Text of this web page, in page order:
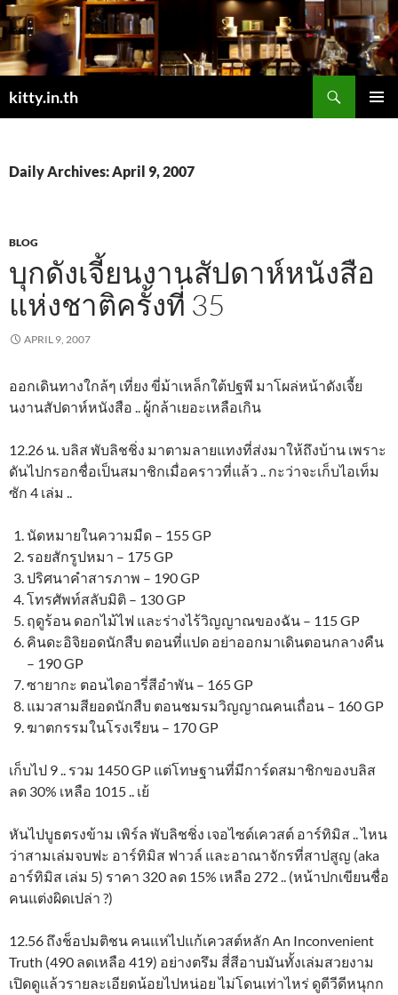
Skip
to
content
kitty.in.th
Daily Archives: April 9, 2007
BLOG
บุกดังเจี้ยนงานสัปดาห์หนังสือ
แห่งชาติครั้งที่ 35
APRIL 9, 2007
ออกเดินทางใกล้ๆ เที่ยง ขี่ม้าเหล็กใต้ปฐพี มาโผล่หน้าดังเจี้ย
นงานสัปดาห์หนังสือ .. ผู้กล้าเยอะเหลือเกิน
12.26 น. บลิส พับลิชชิ่ง มาตามลายแทงที่ส่งมาให้ถึงบ้าน เพราะ
ดันไปกรอกชื่อเป็นสมาชิกเมื่อคราวที่แล้ว .. กะว่าจะเก็บไอเท็ม
ซัก 4 เล่ม ..
นัดหมายในความมืด – 155 GP
รอยสักรูปหมา – 175 GP
ปริศนาคำสารภาพ – 190 GP
โทรศัพท์สลับมิติ – 130 GP
ฤดูร้อน ดอกไม้ไฟ และร่างไร้วิญญาณของฉัน – 115 GP
คินดะอิจิยอดนักสืบ ตอนที่แปด อย่าออกมาเดินตอนกลางคืน
– 190 GP
ซายากะ ตอนไดอารี่สีอำพัน – 165 GP
แมวสามสียอดนักสืบ ตอนชมรมวิญญาณคนเถื่อน – 160 GP
ฆาตกรรมในโรงเรียน – 170 GP
เก็บไป 9 .. รวม 1450 GP แต่โทษฐานที่มีการ์ดสมาชิกของบลิส
ลด 30% เหลือ 1015 .. เย้
หันไปบูธตรงข้าม เพิร์ล พับลิชชิ่ง เจอไซด์เควสต์ อาร์ทิมิส .. ไหน
ว่าสามเล่มจบฟะ อาร์ทิมิส ฟาวล์ และอาณาจักรที่สาปสูญ (aka
อาร์ทิมิส เล่ม 5) ราคา 320 ลด 15% เหลือ 272 .. (หน้าปกเขียนชื่อ
คนแต่งผิดเปล่า ?)
12.56 ถึงช็อปมติชน คนแห่ไปแก้เควสต์หลัก An Inconvenient
Truth (490 ลดเหลือ 419) อย่างตรึม สี่สีอาบมันทั้งเล่มสวยงาม
เปิดดูแล้วรายละเอียดน้อยไปหน่อย ไม่โดนเท่าไหร่ ดูดีวีดีหนุกก